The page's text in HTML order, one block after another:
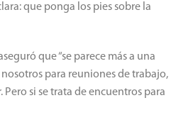
que ponga los pies sobre la
que “se parece más a una
para reuniones de trabajo,
si se trata de encuentros para